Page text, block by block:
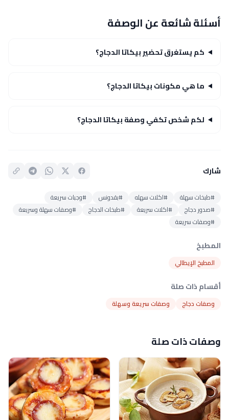
أسئلة شائعة عن الوصفة
كم يستغرق تحضير بيكاتا الدجاج؟
ما هي مكونات بيكاتا الدجاج؟
لكم شخص تكفي وصفة بيكاتا الدجاج؟
شارك
#طبخات سهلة #اكلات سهله #بقدونس
#وجبات سريعة
#صدور دجاج
#اكلات سريعة #طبخات الدجاج
#وصفات سهلة وسريعة
#وصفات سريعة
المطبخ
المطبخ الإيطالي
أقسام ذات صلة
وصفات دجاج وصفات سريعة وسهلة
وصفات ذات صلة